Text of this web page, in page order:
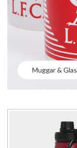
Muggar & Glas